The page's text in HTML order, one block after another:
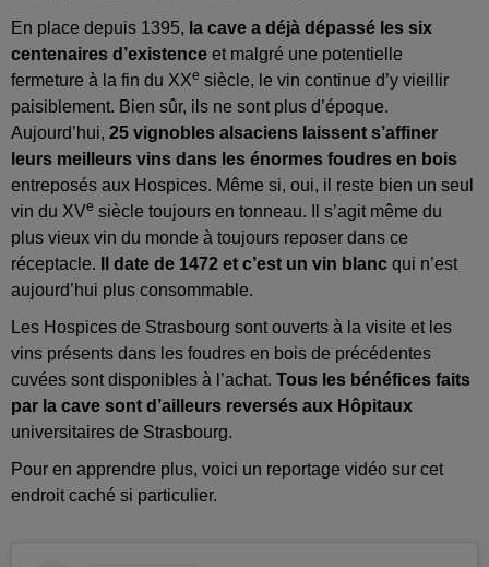
En place depuis 1395, la cave a déjà dépassé les six
centenaires d’existence et malgré une potentielle
fermeture à la fin du XXe siècle, le vin continue d’y vieillir
paisiblement. Bien sûr, ils ne sont plus d’époque.
Aujourd’hui, 25 vignobles alsaciens laissent s’affiner
leurs meilleurs vins dans les énormes foudres en bois
entreposés aux Hospices. Même si, oui, il reste bien un seul
vin du XVe siècle toujours en tonneau. Il s’agit même du
plus vieux vin du monde à toujours reposer dans ce
réceptacle. Il date de 1472 et c’est un vin blanc qui n’est
aujourd’hui plus consommable.
Les Hospices de Strasbourg sont ouverts à la visite et les
vins présents dans les foudres en bois de précédentes
cuvées sont disponibles à l’achat. Tous les bénéfices faits
par la cave sont d’ailleurs reversés aux Hôpitaux
universitaires de Strasbourg.
Pour en apprendre plus, voici un reportage vidéo sur cet
endroit caché si particulier.